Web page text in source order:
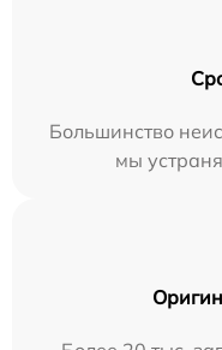
Большинство
мы